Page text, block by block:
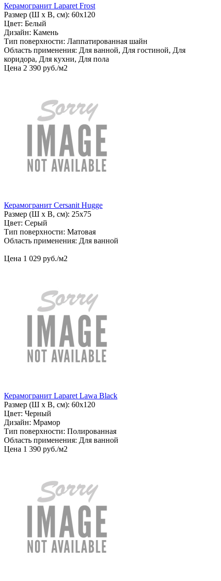
Керамогранит Laparet Frost
Размер (Ш х В, см): 60х120
Цвет: Белый
Дизайн: Камень
Тип поверхности: Лаппатированная шайн
Область применения: Для ванной, Для гостиной, Для
коридора, Для кухни, Для пола
Цена 2 390 руб./м2
Керамогранит Cersanit Hugge
Размер (Ш х В, см): 25х75
Цвет: Серый
Тип поверхности: Матовая
Область применения: Для ванной
Цена 1 029 руб./м2
Керамогранит Laparet Lawa Black
Размер (Ш х В, см): 60х120
Цвет: Черный
Дизайн: Мрамор
Тип поверхности: Полированная
Область применения: Для ванной
Цена 1 390 руб./м2